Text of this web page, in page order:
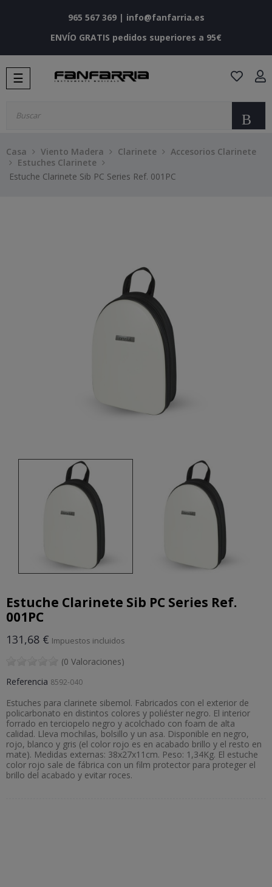
965 567 369| info@fanfarria.es
ENVÍO GRATIS pedidos superiores a 95€
Navegación
de
☰
Casa Viento Madera Clarinete
Accesorios Clarinete
Estuches Clarinete
Estuche Clarinete Sib PC Series Ref. 001PC
Estuche Clarinete Sib PC Series Ref.
001PC
131,68 € Impuestos incluidos
(0 Valoraciones)
Referencia 8592-040
Estuches para clarinete sibemol. Fabricados con el exterior de
policarbonato en distintos colores y poliéster negro. El interior
forrado en terciopelo negro y acolchado con foam de alta
calidad. Lleva mochilas, bolsillo y un asa. Disponible en negro,
rojo, blanco y gris (el color rojo es en acabado brillo y el resto en
mate). Medidas externas: 38x27x11cm. Peso: 1,34Kg. El estuche
color rojo sale de fábrica con un film protector para proteger el
brillo del acabado y evitar roces.